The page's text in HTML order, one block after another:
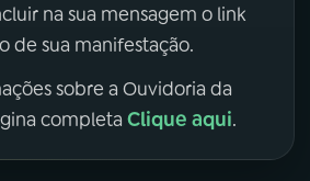
na sua mensagem o link
de sua manifestação.
sobre a Ouvidoria da
completa Clique aqui.